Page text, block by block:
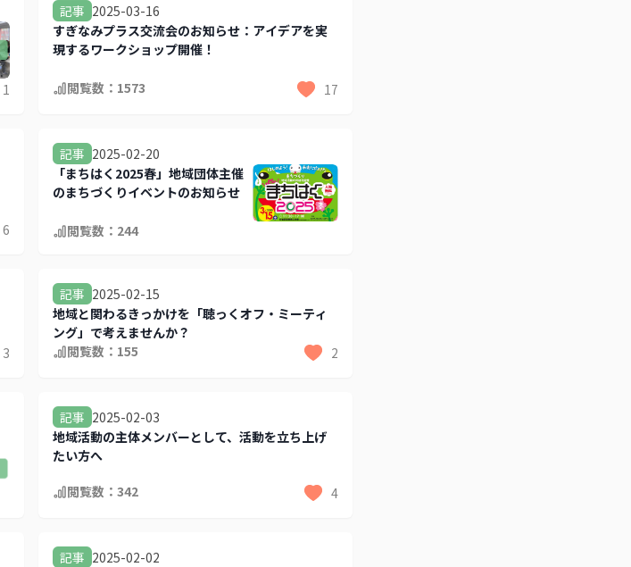
1
記事 2025-03-16
すぎなみプラス交流会のお知らせ：アイデアを実
現するワークショップ開催！
閲覧数： 1573 17
6
記事 2025-02-20
「まちはく2025春」地域団体主催
のまちづくりイベントのお知らせ
閲覧数： 244
3
記事 2025-02-15
地域と関わるきっかけを「聴っくオフ・ミーティ
ング」で考えませんか？
閲覧数： 155 2
記事 2025-02-03
地域活動の主体メンバーとして、活動を立ち上げ
たい方へ
閲覧数： 342 4
記事 2025-02-02